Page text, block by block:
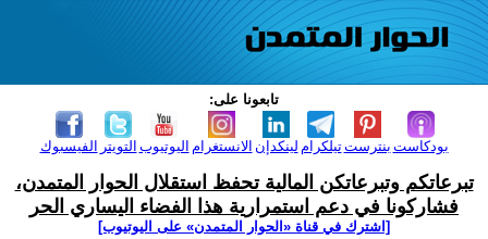
تابعونا على:
الفيسبوك التويتر اليوتيوب الانستغرام لينكدإن تيلكرامبنترست بودكاست
تبرعاتكم وتبرعاتكن المالية تحفظ استقلال الحوار المتمدن،
فشاركونا في دعم استمرارية هذا الفضاء اليساري الحر
[اشترك في قناة ‫«الحوار المتمدن» على اليوتيوب]